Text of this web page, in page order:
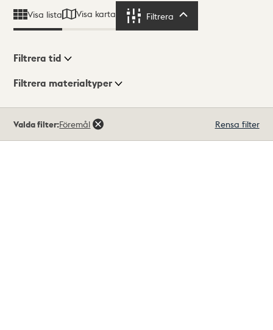
Visa lista Visa karta Filtrera
Visningsläge
Filtrera tid
Filtrera materialtyper
träffar
Valda filter:Föremål Rensa filter